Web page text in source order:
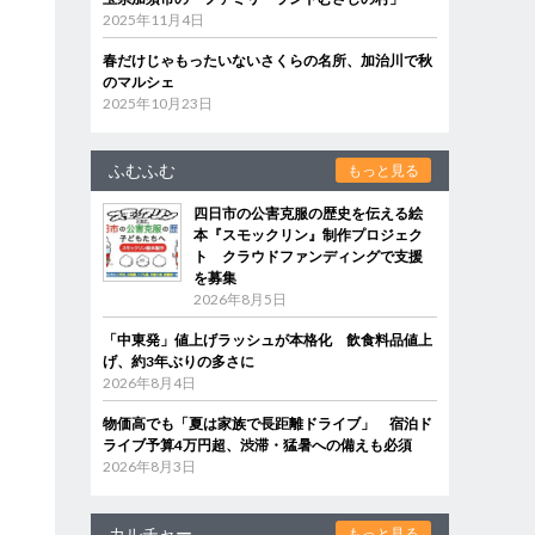
2025年11月4日
春だけじゃもったいないさくらの名所、加治川で秋
のマルシェ
2025年10月23日
ふむふむ もっと見る
四日市の公害克服の歴史を伝える絵
本『スモックリン』制作プロジェク
ト クラウドファンディングで支援
を募集
2026年8月5日
「中東発」値上げラッシュが本格化 飲食料品値上
げ、約3年ぶりの多さに
2026年8月4日
物価高でも「夏は家族で長距離ドライブ」 宿泊ド
ライブ予算4万円超、渋滞・猛暑への備えも必須
2026年8月3日